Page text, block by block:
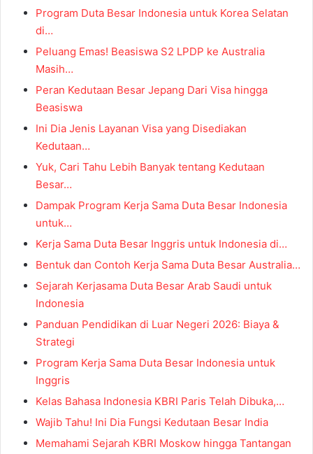
Program Duta Besar Indonesia untuk Korea Selatan
di…
Peluang Emas! Beasiswa S2 LPDP ke Australia
Masih…
Peran Kedutaan Besar Jepang Dari Visa hingga
Beasiswa
Ini Dia Jenis Layanan Visa yang Disediakan
Kedutaan…
Yuk, Cari Tahu Lebih Banyak tentang Kedutaan
Besar…
Dampak Program Kerja Sama Duta Besar Indonesia
untuk…
Kerja Sama Duta Besar Inggris untuk Indonesia di…
Bentuk dan Contoh Kerja Sama Duta Besar Australia…
Sejarah Kerjasama Duta Besar Arab Saudi untuk
Indonesia
Panduan Pendidikan di Luar Negeri 2026: Biaya &
Strategi
Program Kerja Sama Duta Besar Indonesia untuk
Inggris
Kelas Bahasa Indonesia KBRI Paris Telah Dibuka,…
Wajib Tahu! Ini Dia Fungsi Kedutaan Besar India
Memahami Sejarah KBRI Moskow hingga Tantangan